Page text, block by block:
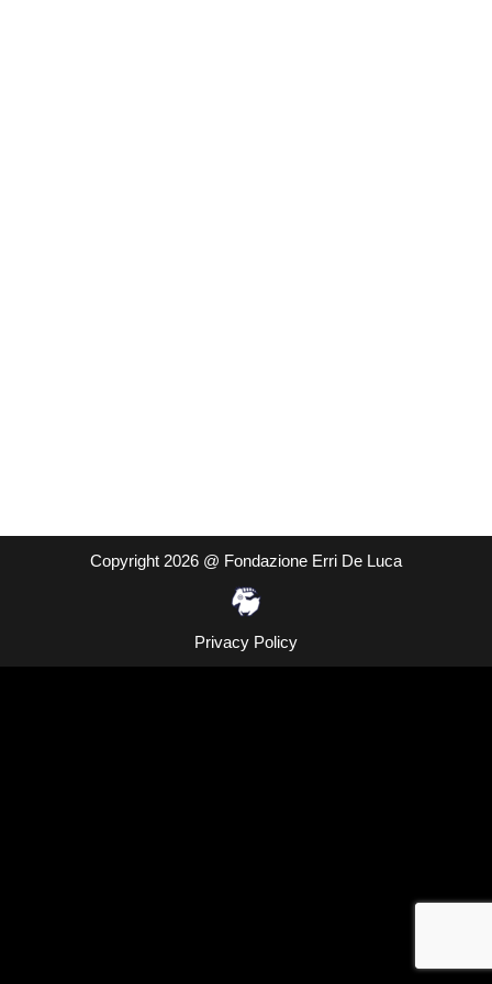
Copyright 2026 @ Fondazione Erri De Luca
Privacy Policy